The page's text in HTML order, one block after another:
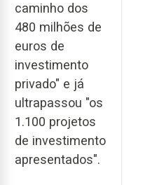
caminho dos
480 milhões de
euros de
investimento
privado" e já
ultrapassou "os
1.100 projetos
de investimento
apresentados".